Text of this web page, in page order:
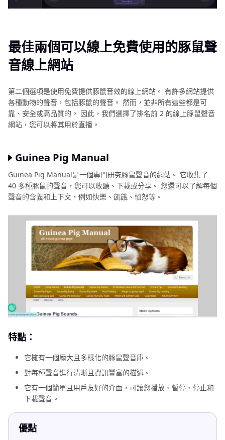
最佳兩個可以線上免費使用的豚鼠聲
音線上網站
第二個選項是使用免費提供豚鼠音效的線上網站。 有許多網站提供
各種動物的聲音，包括豚鼠的聲音。 然而，並非所有這些都是可
靠、安全或高品質的。 因此，我們選擇了排名前 2 的線上豚鼠聲音
網站，您可以將其用於直播。
Guinea Pig Manual
Guinea Pig Manual是一個專門研究豚鼠聲音的網站。 它收集了
40 多種豚鼠的聲音，您可以收聽、下載或分享。 您還可以了解每個
聲音的含義和上下文，例如快樂、飢餓、憤怒等。
特點：
它擁有一個龐大且多樣化的豚鼠聲音庫。
對每種聲音進行清晰且資訊豐富的描述。
它有一個簡單且用戶友好的介面，可讓您播放、暫停、停止和
下載聲音。
優點